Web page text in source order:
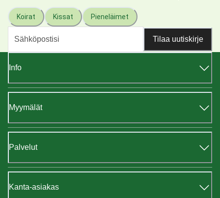
Koirat Kissat Pieneläimet
Tilaa uutiskirje
Info
Myymälät
Palvelut
Kanta-asiakas